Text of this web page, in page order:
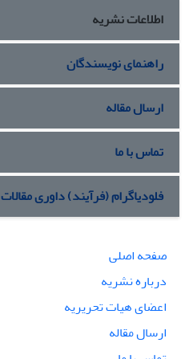
اطلاعات نشریه
راهنمای نویسندگان
ارسال مقاله
تماس با ما
فلودیاگرام (فرآیند) داوری مقالات
صفحه اصلی
درباره نشریه
اعضای هیات تحریریه
ارسال مقاله